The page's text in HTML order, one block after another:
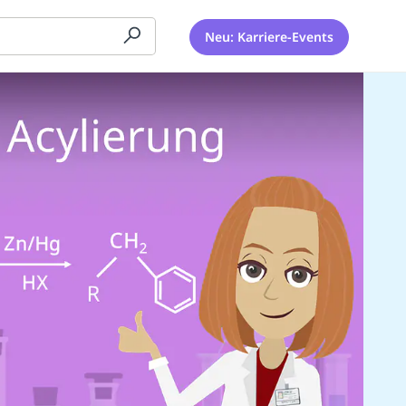
Neu: Karriere-Events